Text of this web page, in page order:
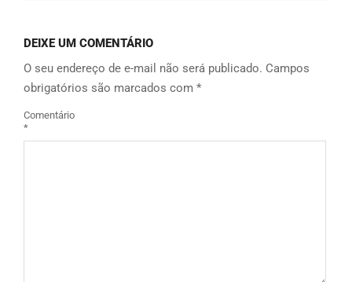
DEIXE UM COMENTÁRIO
O seu endereço de e-mail não será publicado. Campos
obrigatórios são marcados com *
Comentário
*